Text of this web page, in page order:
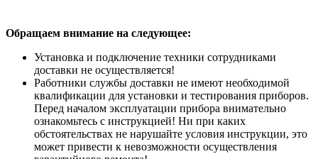
Обращаем внимание на следующее:
Установка и подключение техники сотрудниками
доставки не осуществляется!
Работники службы доставки не имеют необходимой
квалификации для установки и тестирования приборов.
Перед началом эксплуатации прибора внимательно
ознакомьтесь с инструкцией! Ни при каких
обстоятельствах не нарушайте условия инструкции, это
может привести к невозможности осуществления